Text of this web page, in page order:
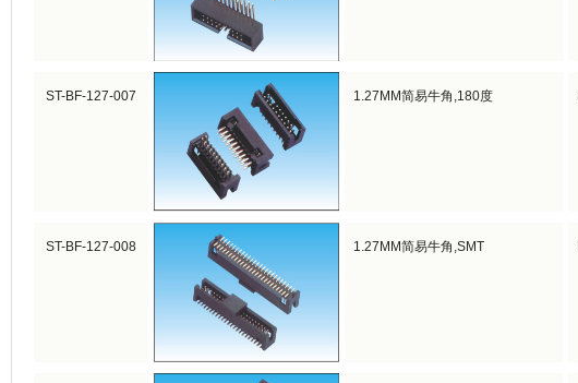
ST-BF-127-007 1.27MM简易牛角,180度
ST-BF-127-008 1.27MM简易牛角,SMT